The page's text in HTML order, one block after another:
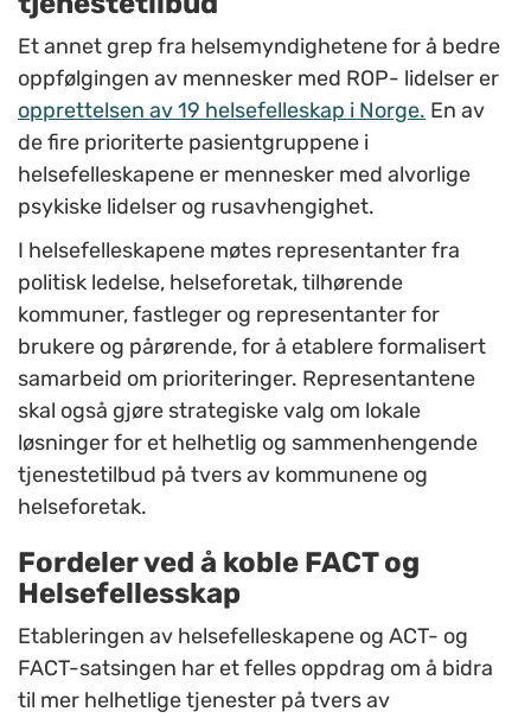
Et annet grep fra helsemyndighetene for å bedre
oppfølgingen av mennesker med ROP- lidelser er
opprettelsen av 19 helsefelleskap i Norge. En av
de fire prioriterte pasientgruppene i
helsefelleskapene er mennesker med alvorlige
psykiske lidelser og rusavhengighet.
I helsefelleskapene møtes representanter fra
politisk ledelse, helseforetak, tilhørende
kommuner, fastleger og representanter for
brukere og pårørende, for å etablere formalisert
samarbeid om prioriteringer. Representantene
skal også gjøre strategiske valg om lokale
løsninger for et helhetlig og sammenhengende
tjenestetilbud på tvers av kommunene og
helseforetak.
Fordeler ved å koble FACT og
Helsefellesskap
Etableringen av helsefelleskapene og ACT- og
FACT-satsingen har et felles oppdrag om å bidra
til mer helhetlige tjenester på tvers av